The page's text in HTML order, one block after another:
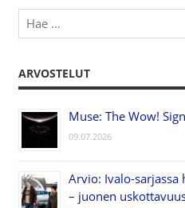
ARVOSTELUT
Muse: The Wow!
09.07.2026
Arvio: Ivalo-sarjassa
– juonen